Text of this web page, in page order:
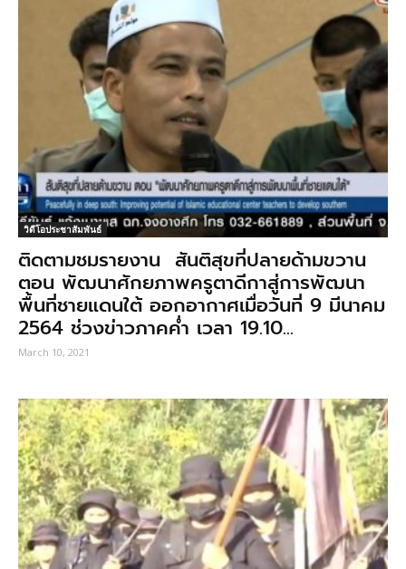
วิดีโอประชาสัมพันธ์
ติดตามชมรายงาน สันติสุขที่ปลายด้ามขวาน
ตอน พัฒนาศักยภาพครูตาดีกาสู่การพัฒนา
พื้นที่ชายแดนใต้ ออกอากาศเมื่อวันที่ 9 มีนาคม
2564 ช่วงข่าวภาคค่ำ เวลา 19.10...
March 10, 2021